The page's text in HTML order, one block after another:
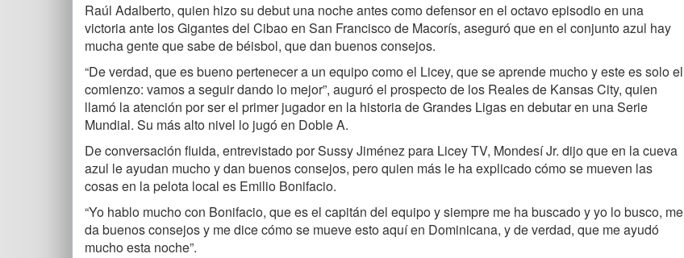
Raúl Adalberto, quien hizo su debut una noche antes como defensor en el octavo episodio en una
victoria ante los Gigantes del Cibao en San Francisco de Macorís, aseguró que en el conjunto azul hay
mucha gente que sabe de béisbol, que dan buenos consejos.
“De verdad, que es bueno pertenecer a un equipo como el Licey, que se aprende mucho y este es solo el
comienzo: vamos a seguir dando lo mejor”, auguró el prospecto de los Reales de Kansas City, quien
llamó la atención por ser el primer jugador en la historia de Grandes Ligas en debutar en una Serie
Mundial. Su más alto nivel lo jugó en Doble A.
De conversación fluida, entrevistado por Sussy Jiménez para Licey TV, Mondesí Jr. dijo que en la cueva
azul le ayudan mucho y dan buenos consejos, pero quien más le ha explicado cómo se mueven las
cosas en la pelota local es Emilio Bonifacio.
“Yo hablo mucho con Bonifacio, que es el capitán del equipo y siempre me ha buscado y yo lo busco, me
da buenos consejos y me dice cómo se mueve esto aquí en Dominicana, y de verdad, que me ayudó
mucho esta noche”.